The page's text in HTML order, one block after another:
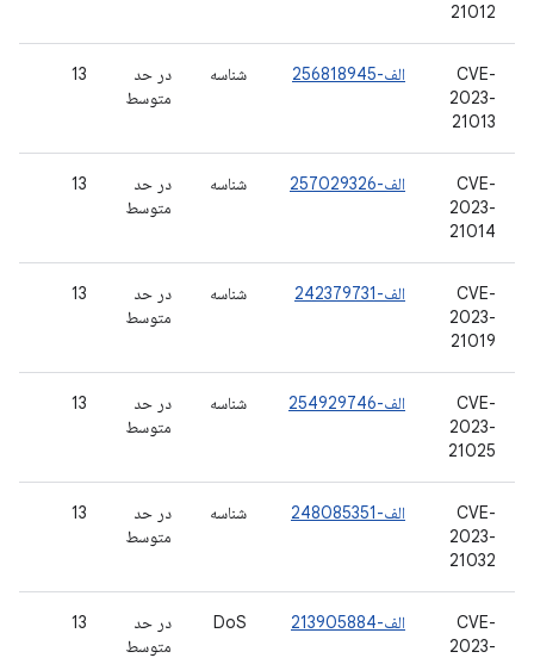
21012
CVE-
2023-
21013
الف-256818945 شناسه
در حد
متوسط
13
CVE-
2023-
21014
الف-257029326 شناسه
در حد
متوسط
13
CVE-
2023-
21019
الف-242379731 شناسه
در حد
متوسط
13
CVE-
2023-
21025
الف-254929746 شناسه
در حد
متوسط
13
CVE-
2023-
21032
الف-248085351 شناسه
در حد
متوسط
13
CVE-
2023-
الف-213905884 DoS
در حد
متوسط
13